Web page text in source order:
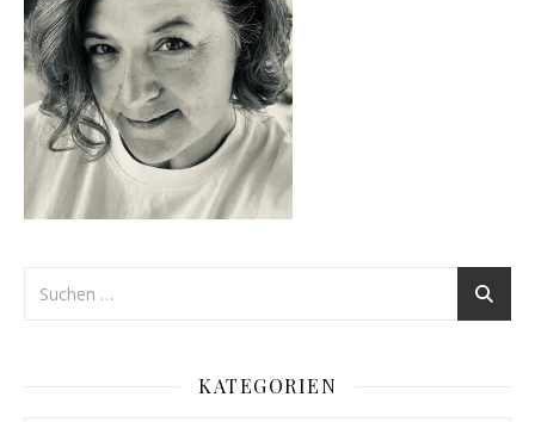
KATEGORIEN